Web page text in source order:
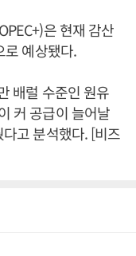
은 현재 감산
로 예상됐다.
배럴 수준인 원유
커 공급이 늘어날
고 분석했다. [비즈